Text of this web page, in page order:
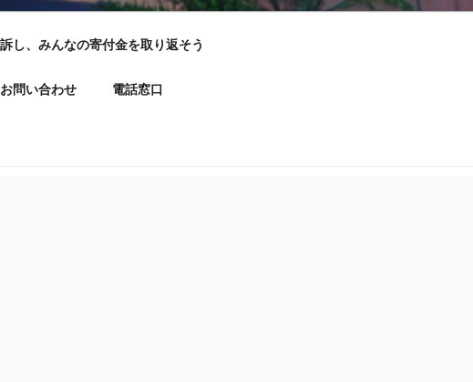
し、みんなの寄付金を取り返そう
お問い合わせ 電話窓口